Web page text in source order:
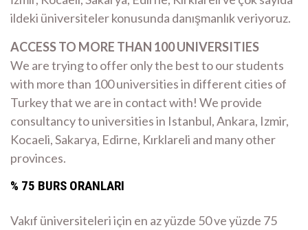
ildeki üniversiteler konusunda danışmanlık veriyoruz.
ACCESS TO MORE THAN 100 UNIVERSITIES
We are trying to offer only the best to our students
with more than 100 universities in different cities of
Turkey that we are in contact with! We provide
consultancy to universities in Istanbul, Ankara, Izmir,
Kocaeli, Sakarya, Edirne, Kırklareli and many other
provinces.
% 75 BURS ORANLARI
Vakıf üniversiteleri için en az yüzde 50 ve yüzde 75